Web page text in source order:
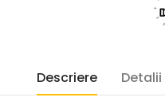
Descriere Detalii